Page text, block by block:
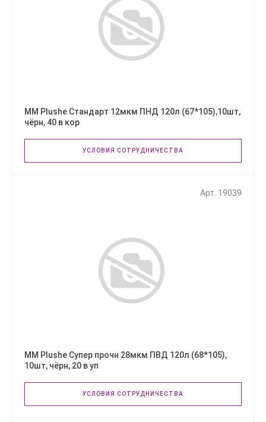
ММ Plushe Стандарт 12мкм ПНД 120л (67*105),10шт,
чёрн, 40 в кор
УСЛОВИЯ СОТРУДНИЧЕСТВА
Арт. 19039
ММ Plushe Супер прочн 28мкм ПВД 120л (68*105),
10шт, чёрн, 20 в уп
УСЛОВИЯ СОТРУДНИЧЕСТВА